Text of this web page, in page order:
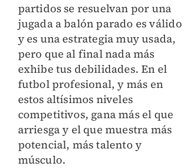
partidos se resuelvan por una
jugada a balón parado es válido
y es una estrategia muy usada,
pero que al final nada más
exhibe tus debilidades. En el
futbol profesional, y más en
estos altísimos niveles
competitivos, gana más el que
arriesga y el que muestra más
potencial, más talento y
músculo.